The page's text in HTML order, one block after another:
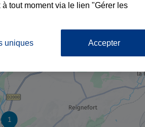
1
tout moment via le lien "Gérer les
uniques Accepter